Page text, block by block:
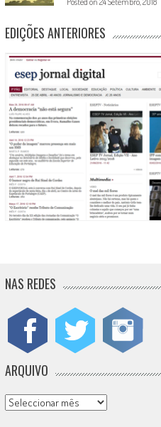
EDIÇÕES ANTERIORES
NAS REDES
ARQUIVO
Arquivo